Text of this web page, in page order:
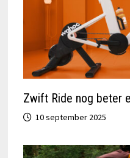
Zwift Ride nog beter
10 september 2025